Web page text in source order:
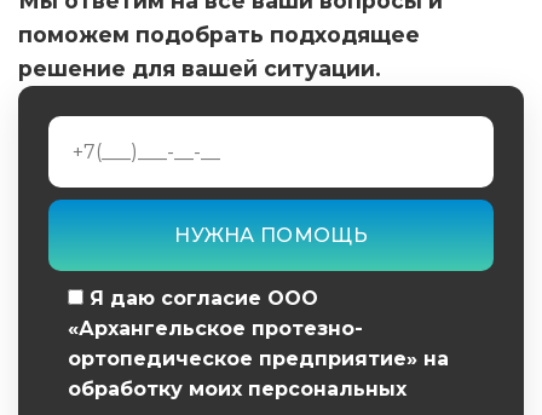
поможем подобрать подходящее
решение для вашей ситуации.
Я даю согласие ООО
«Архангельское протезно-
ортопедическое предприятие» на
обработку моих персональных